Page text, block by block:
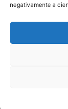
negativamente a